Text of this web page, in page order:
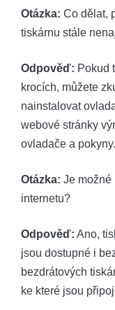
Otázka: Co dělat,
tiskárnu stále
Odpověď: Pokud
krocích, můžete
nainstalovat
webové stránky
ovladače a pokyny.
Otázka: Je možné
internetu?
Odpověď: Ano,
jsou dostupné i
bezdrátových
ke které jsou